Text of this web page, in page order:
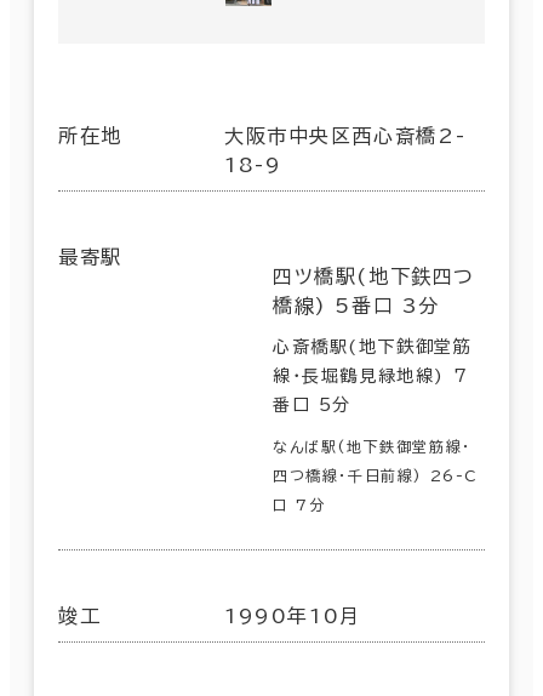
所在地
大阪市中央区西心斎橋2-
18-9
最寄駅
四ツ橋駅(地下鉄四つ
橋線) 5番口 3分
心斎橋駅(地下鉄御堂筋
線･長堀鶴見緑地線) 7
番口 5分
なんば駅(地下鉄御堂筋線･
四つ橋線･千日前線) 26-C
口 7分
竣工 1990年10月